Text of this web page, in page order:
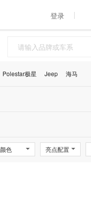
登录
Polestar极星 Jeep 海马
颜色 亮点配置